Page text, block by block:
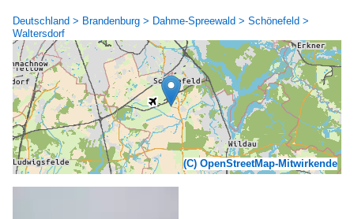
Deutschland > Brandenburg > Dahme-Spreewald > Schönefeld >
Waltersdorf
(C) OpenStreetMap-Mitwirkende